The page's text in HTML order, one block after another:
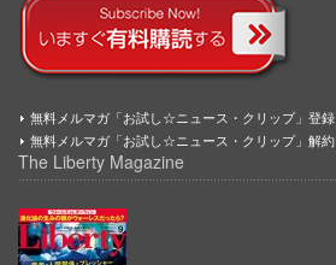
無料メルマガ「お試し☆ニュース・クリップ」登録
無料メルマガ「お試し☆ニュース・クリップ」解約
The Liberty Magazine